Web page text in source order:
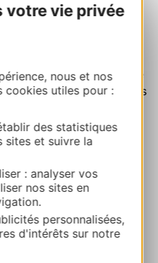
votre vie privée
nous et nos
cookies utiles pour :
des statistiques
sites et suivre la
: analyser vos
nos sites en
personnalisées,
d'intérêts sur notre
festivals qui
grands voiliers d'Escale
à Montpellier, les
vous : le
de Tempo Latino
Déferlantesdans les
de
le festivalRadio France
dernières semaines
la danse à l'abbaye de